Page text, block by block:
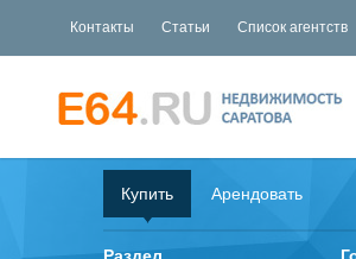
Контакты Статьи Список агентств
Купить Арендовать